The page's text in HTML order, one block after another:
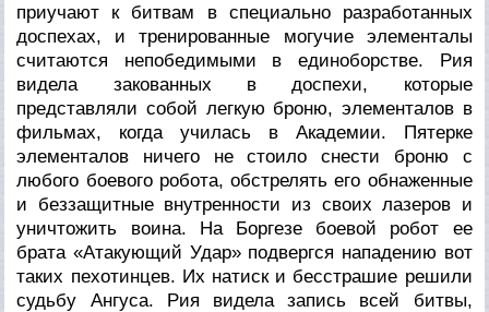
приучают к битвам в специально разработанных
доспехах, и тренированные могучие элементалы
считаются непобедимыми в единоборстве. Рия
видела закованных в доспехи, которые
представляли собой легкую броню, элементалов в
фильмах, когда училась в Академии. Пятерке
элементалов ничего не стоило снести броню с
любого боевого робота, обстрелять его обнаженные
и беззащитные внутренности из своих лазеров и
уничтожить воина. На Боргезе боевой робот ее
брата «Атакующий Удар» подвергся нападению вот
таких пехотинцев. Их натиск и бесстрашие решили
судьбу Ангуса. Рия видела запись всей битвы,